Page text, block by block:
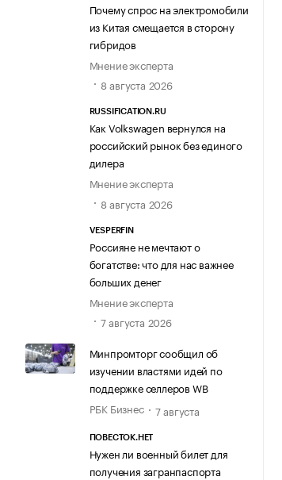
Почему спрос на электромобили
из Китая смещается в сторону
гибридов
Мнение эксперта
8 августа 2026
RUSSIFICATION.RU
Как Volkswagen вернулся на
российский рынок без единого
дилера
Мнение эксперта
8 августа 2026
VESPERFIN
Россияне не мечтают о
богатстве: что для нас важнее
больших денег
Мнение эксперта
7 августа 2026
Минпромторг сообщил об
изучении властями идей по
поддержке селлеров WB
РБК Бизнес
7 августа
ПОВЕСТОК.НЕТ
Нужен ли военный билет для
получения загранпаспорта